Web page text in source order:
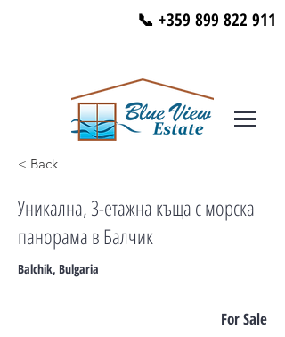
📞 +359 899 822 911
< Back
Уникална, 3-етажна къща с морска
панорама в Балчик
Balchik, Bulgaria
For Sale